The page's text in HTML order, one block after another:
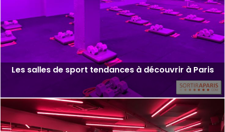
Les salles de sport tendances à découvrir à Paris